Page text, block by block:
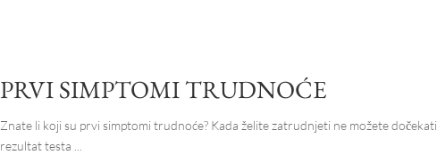
PRVI SIMPTOMI TRUDNOĆE
Znate li koji su prvi simptomi trudnoće? Kada želite zatrudnjeti ne možete dočekati
rezultat testa